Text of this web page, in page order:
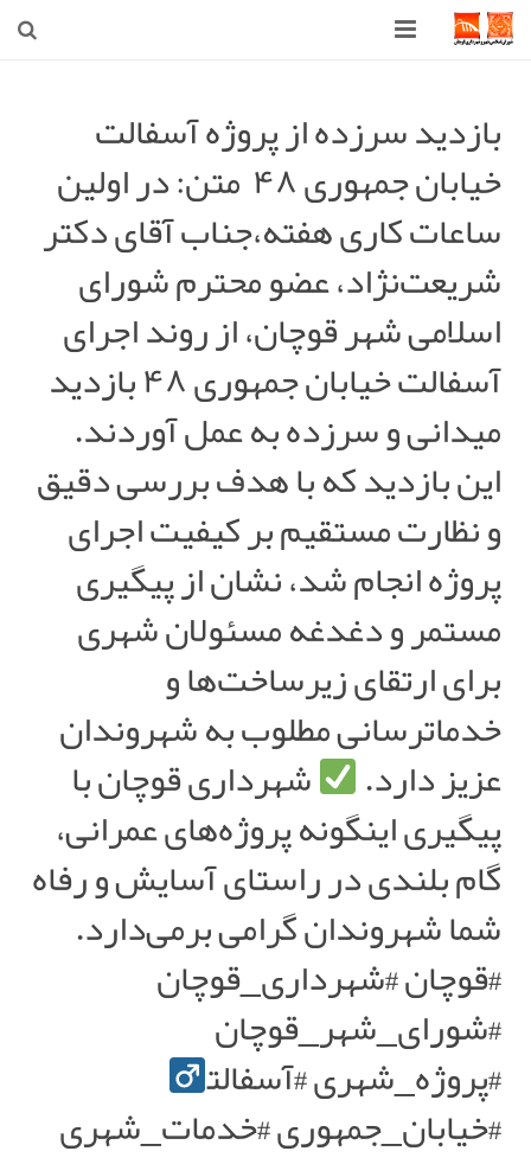
شهرداری
شورای اسلامی شهر قوچان
بازدید سرزده از پروژه آسفالت
خیابان جمهوری ۴۸ متن: در اولین
ساعات کاری هفته،جناب آقای دکتر
شریعت‌نژاد، عضو محترم شورای
اسلامی شهر قوچان، از روند اجرای
آسفالت خیابان جمهوری ۴۸ بازدید
میدانی و سرزده به عمل آوردند.
این بازدید که با هدف بررسی دقیق
و نظارت مستقیم بر کیفیت اجرای
پروژه انجام شد، نشان از پیگیری
مستمر و دغدغه مسئولان شهری
برای ارتقای زیرساخت‌ها و
خدماترسانی مطلوب به شهروندان
عزیز دارد. شهرداری قوچان با
پیگیری اینگونه پروژه‌های عمرانی،
گام بلندی در راستای آسایش و رفاه
شما شهروندان گرامی برمی‌دارد.
#قوچان#شهرداری_قوچان
#شورای_شهر_قوچان
#پروژه_شهری #آسفالت‍
#خیابان_جمهوری #خدمات_شهری